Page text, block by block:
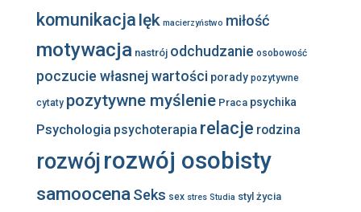
komunikacja lęk macierzyństwo miłość
motywacja nastrój odchudzanie osobowość
poczucie własnej wartości porady pozytywne
cytaty pozytywne myślenie Praca psychika
Psychologia psychoterapia relacje rodzina
rozwójrozwój osobisty
samoocenaSeks sex stres Studia styl życia